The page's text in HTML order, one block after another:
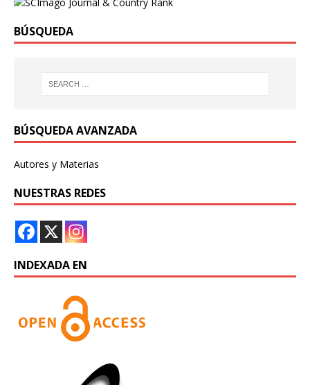
BÚSQUEDA
BÚSQUEDA AVANZADA
Autores y Materias
NUESTRAS REDES
INDEXADA EN